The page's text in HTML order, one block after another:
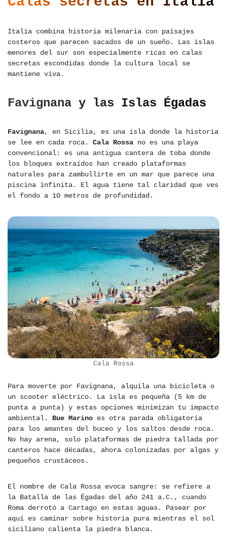
Italia combina historia milenaria con paisajes
costeros que parecen sacados de un sueño. Las islas
menores del sur son especialmente ricas en calas
secretas escondidas donde la cultura local se
mantiene viva.
Favignana y las Islas Égadas
Favignana, en Sicilia, es una isla donde la historia
se lee en cada roca. Cala Rossa no es una playa
convencional: es una antigua cantera de toba donde
los bloques extraídos han creado plataformas
naturales para zambullirte en un mar que parece una
piscina infinita. El agua tiene tal claridad que ves
el fondo a 10 metros de profundidad.
Cala Rossa
Para moverte por Favignana, alquila una bicicleta o
un scooter eléctrico. La isla es pequeña (5 km de
punta a punta) y estas opciones minimizan tu impacto
ambiental. Bue Marino es otra parada obligatoria
para los amantes del buceo y los saltos desde roca.
No hay arena, solo plataformas de piedra tallada por
canteros hace décadas, ahora colonizadas por algas y
pequeños crustáceos.
El nombre de Cala Rossa evoca sangre: se refiere a
la Batalla de las Égadas del año 241 a.C., cuando
Roma derrotó a Cartago en estas aguas. Pasear por
aquí es caminar sobre historia pura mientras el sol
siciliano calienta la piedra blanca.